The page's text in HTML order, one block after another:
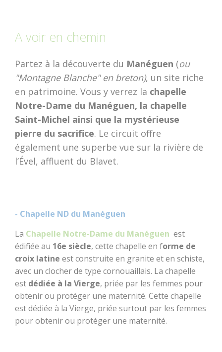
Découvrir
Jardins et
sérénité
Baud
Communauté
Dormir
A voir en chemin
Partez à la découverte du Manéguen (ou
"Montagne Blanche" en breton), un site riche
en patrimoine. Vous y verrez la chapelle
Notre-Dame du Manéguen, la chapelle
Saint-Michel ainsi que la mystérieuse
pierre du sacrifice. Le circuit offre
également une superbe vue sur la rivière de
l’Ével, affluent du Blavet.
- Chapelle ND du Manéguen
La Chapelle Notre-Dame du Manéguen est
édifiée au 16e siècle, cette chapelle en forme de
croix latine est construite en granite et en schiste,
avec un clocher de type cornouaillais. La chapelle
est dédiée à la Vierge, priée par les femmes pour
obtenir ou protéger une maternité. Cette chapelle
est dédiée à la Vierge, priée surtout par les femmes
pour obtenir ou protéger une maternité.